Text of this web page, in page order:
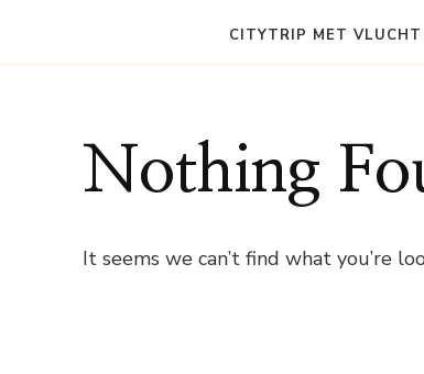
CITYTRIP MET VLUCHT
Nothing
It seems we can’t find what you’re